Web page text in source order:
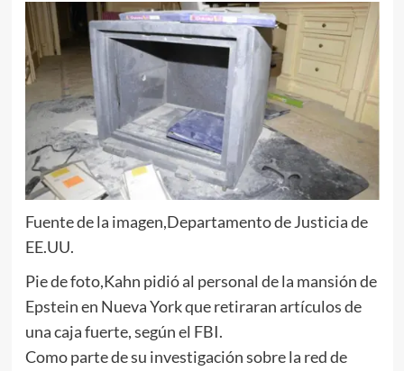
Fuente de la imagen,Departamento de Justicia de
EE.UU.
Pie de foto,Kahn pidió al personal de la mansión de
Epstein en Nueva York que retiraran artículos de
una caja fuerte, según el FBI.
Como parte de su investigación sobre la red de